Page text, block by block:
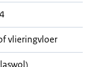
vlieringvloer